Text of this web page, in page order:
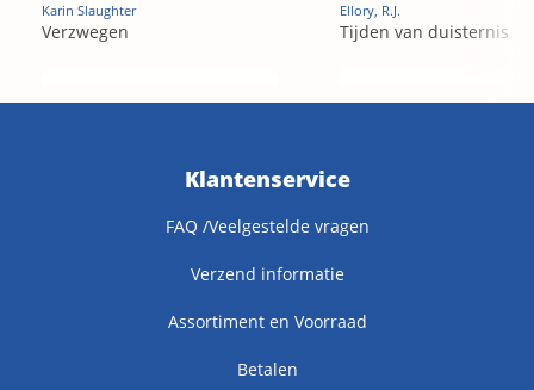
Karin Slaughter
Verzwegen
Ellory, R.J.
Tijden van duisternis
Klantenservice
FAQ /Veelgestelde vragen
Verzend informatie
Assortiment en Voorraad
Betalen